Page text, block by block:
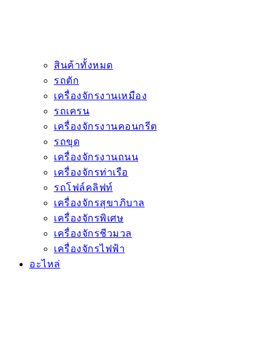
สินค้าทั้งหมด
รถตัก
เครื่องจักรงานเหมือง
รถเครน
เครื่องจักรงานคอนกรีต
รถขุด
เครื่องจักรงานถนน
เครื่องจักรท่าเรือ
รถโฟล์คลิฟท์
เครื่องจักรสุขาภิบาล
เครื่องจักรพิเศษ
เครื่องจักรชีวมวล
เครื่องจักรไฟฟ้า
อะไหล่